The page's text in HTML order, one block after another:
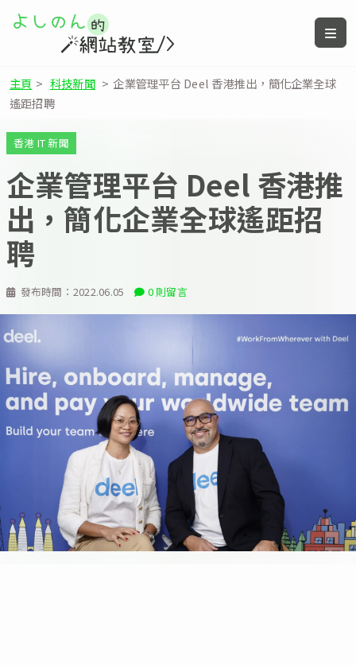
主頁 > 科技新聞 > 企業管理平台 Deel 香港推出，簡化企業全球
遙距招聘
發布時間： 2022.06.05 0 則留言
香港 IT 新聞
企業管理平台 Deel 香港推
出，簡化企業全球遙距招
聘